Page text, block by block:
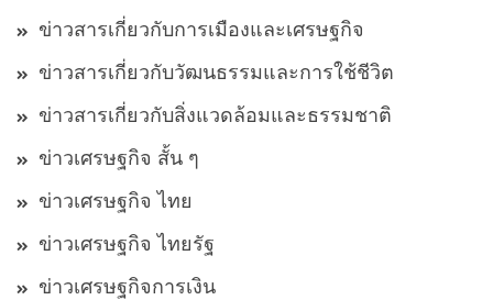
ข่าวสารเกี่ยวกับการเมืองและเศรษฐกิจ
ข่าวสารเกี่ยวกับวัฒนธรรมและการใช้ชีวิต
ข่าวสารเกี่ยวกับสิ่งแวดล้อมและธรรมชาติ
ข่าวเศรษฐกิจ สั้น ๆ
ข่าวเศรษฐกิจ ไทย
ข่าวเศรษฐกิจ ไทยรัฐ
ข่าวเศรษฐกิจการเงิน